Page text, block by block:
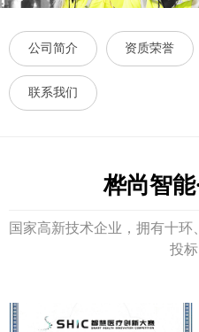
公司简介 资质荣誉
联系我们
桦尚智能
国家高新技术企业，拥有十
投